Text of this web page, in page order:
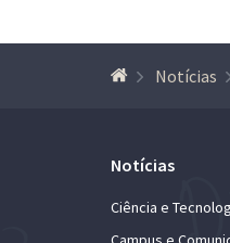
Notícias
Notícias
Ciência e